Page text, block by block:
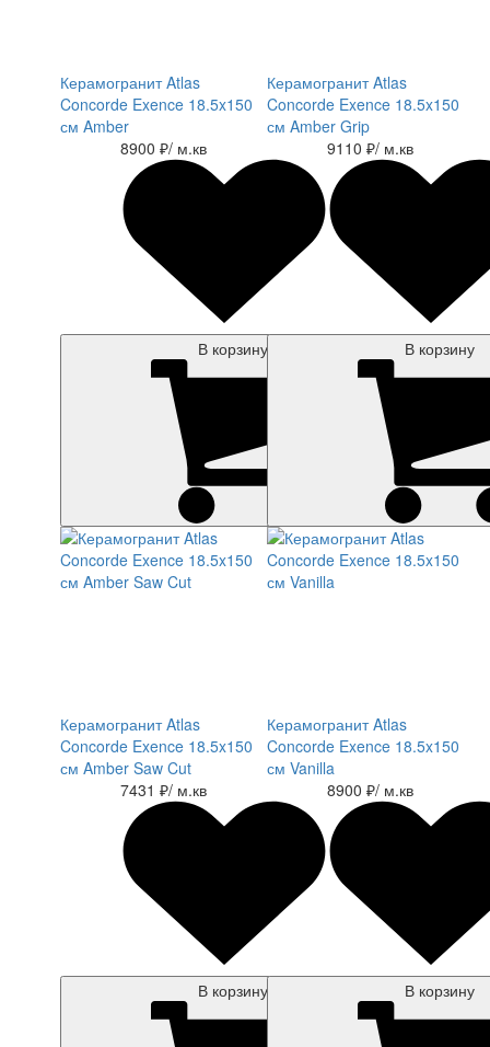
Керамогранит Atlas
Concorde Exence 18.5x150
см Amber
8900 ₽/ м.кв
В корзину
Керамогранит Atlas
Concorde Exence 18.5x150
см Amber Grip
9110 ₽/ м.кв
В корзину
Керамогранит Atlas
Concorde Exence 18.5x150
см Amber Saw Cut
7431 ₽/ м.кв
В корзину
Керамогранит Atlas
Concorde Exence 18.5x150
см Vanilla
8900 ₽/ м.кв
В корзину